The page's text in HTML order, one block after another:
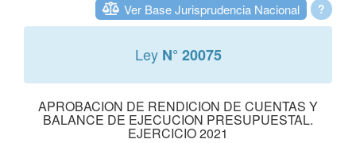
?
Ver Base Jurisprudencia Nacional
Ley N° 20075
APROBACION DE RENDICION DE CUENTAS Y
BALANCE DE EJECUCION PRESUPUESTAL.
EJERCICIO 2021